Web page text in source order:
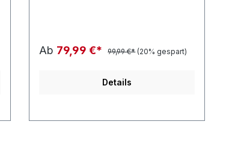
Ab 79,99 €* 99,99 €* (20% gespart)
Details